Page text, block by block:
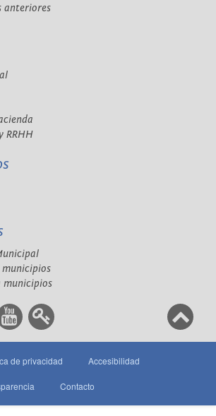
anteriores
RRHH
municipios
municipios
de privacidad Accesibilidad
Contacto